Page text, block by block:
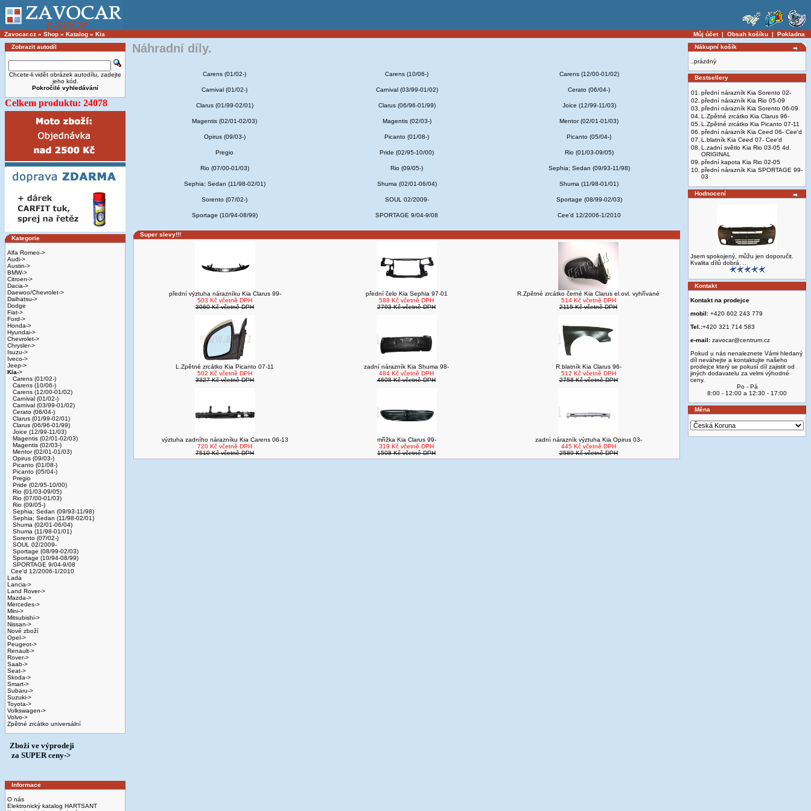
Zavocar.cz » Shop » Katalog » Kia Můj účet| Obsah košíku | Pokladna
Zobrazit autodíl
Chcete-li vidět obrázek autodílu, zadejte
jeho kód.
Pokročilé vyhledávání
Celkem produktu: 24078
Kategorie
Alfa Romeo->
Audi->
Austin->
BMW->
Citroen->
Dacia->
Daewoo/Chevrolet->
Daihatsu->
Dodge
Fiat->
Ford->
Honda->
Hyundai->
Chevrolet->
Chrysler->
Isuzu->
Iveco->
Jeep->
Kia->
Carens (01/02-)
Carens (10/06-)
Carens (12/00-01/02)
Carnival (01/02-)
Carnival (03/99-01/02)
Cerato (06/04-)
Clarus (01/99-02/01)
Clarus (06/96-01/99)
Joice (12/99-11/03)
Magentis (02/01-02/03)
Magentis (02/03-)
Mentor (02/01-01/03)
Opirus (09/03-)
Picanto (01/08-)
Picanto (05/04-)
Pregio
Pride (02/95-10/00)
Rio (01/03-09/05)
Rio (07/00-01/03)
Rio (09/05-)
Sephia; Sedan (09/93-11/98)
Sephia; Sedan (11/98-02/01)
Shuma (02/01-06/04)
Shuma (11/98-01/01)
Sorento (07/02-)
SOUL 02/2009-
Sportage (08/99-02/03)
Sportage (10/94-08/99)
SPORTAGE 9/04-9/08
Cee'd 12/2006-1/2010
Lada
Lancia->
Land Rover->
Mazda->
Mercedes->
Mini->
Mitsubishi->
Nissan->
Nové zboží
Opel->
Peugeot->
Renault->
Rover->
Saab->
Seat->
Skoda->
Smart->
Subaru->
Suzuki->
Toyota->
Volkswagen->
Volvo->
Zpětné zrcátko universální
Zboží ve výprodeji
­ za SUPER ceny->
Informace
O nás
Elektronický katalog HARTSANT
Náhradní díly.
Carens (01/02-) Carens (10/06-) Carens (12/00-01/02)
Carnival (01/02-) Carnival (03/99-01/02) Cerato (06/04-)
Clarus (01/99-02/01) Clarus (06/96-01/99) Joice (12/99-11/03)
Magentis (02/01-02/03) Magentis (02/03-) Mentor (02/01-01/03)
Opirus (09/03-) Picanto (01/08-) Picanto (05/04-)
Pregio Pride (02/95-10/00) Rio (01/03-09/05)
Rio (07/00-01/03) Rio (09/05-) Sephia; Sedan (09/93-11/98)
Sephia; Sedan (11/98-02/01) Shuma (02/01-06/04) Shuma (11/98-01/01)
Sorento (07/02-) SOUL 02/2009- Sportage (08/99-02/03)
Sportage (10/94-08/99) SPORTAGE 9/04-9/08 Cee'd 12/2006-1/2010
Super slevy!!!
přední výztuha nárazníku Kia Clarus 99-
503 Kč včetně DPH
3060 Kč včetně DPH
přední čelo Kia Sephia 97-01
588 Kč včetně DPH
2793 Kč včetně DPH
R.Zpětné zrcátko černé Kia Clarus el.ovl. vyhřívané
514 Kč včetně DPH
2115 Kč včetně DPH
L.Zpětné zrcátko Kia Picanto 07-11
502 Kč včetně DPH
3327 Kč včetně DPH
zadní nárazník Kia Shuma 98-
484 Kč včetně DPH
4608 Kč včetně DPH
R.blatník Kia Clarus 96-
512 Kč včetně DPH
2758 Kč včetně DPH
výztuha zadního nárazníku Kia Carens 06-13
720 Kč včetně DPH
7510 Kč včetně DPH
mřížka Kia Clarus 99-
319 Kč včetně DPH
1508 Kč včetně DPH
zadní nárazník výztuha Kia Opirus 03-
445 Kč včetně DPH
2589 Kč včetně DPH
Nákupní košík
..prázdný
Bestsellery
01.
přední nárazník Kia Sorento 02-
02. přední nárazník Kia Rio 05-09
03. přední nárazník Kia Sorento 06-09
04. L.Zpětné zrcátko Kia Clarus 96-
05. L.Zpětné zrcátko Kia Picanto 07-11
06. přední nárazník Kia Ceed 06- Cee'd
07. L.blatník Kia Ceed 07- Cee'd
08. L.zadní světlo Kia Rio 03-05 4d.
ORIGINAL
09. přední kapota Kia Rio 02-05
10. přední nárazník Kia SPORTAGE 99-
03
Hodnocení
Jsem spokojený, můžu jen doporučit.
Kvalita dílů dobrá. ..
Kontakt
Kontakt na prodejce
mobil: +420 602 243 779
Tel.:+420 321 714 583
e-mail: zavocar@centrum.cz
Pokud u nás nenaleznete Vámi hledaný
díl neváhejte a kontaktujte našeho
prodejce který se pokusí díl zajistit od
jiných dodavatelu za velmi výhodné
ceny.
Po - Pá
8:00 - 12:00 a 12:30 - 17:00
Měna